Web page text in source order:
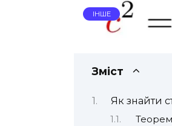
ІНШЕ
Зміст
Як знайти